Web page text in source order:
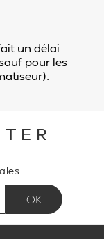
un délai
pour les